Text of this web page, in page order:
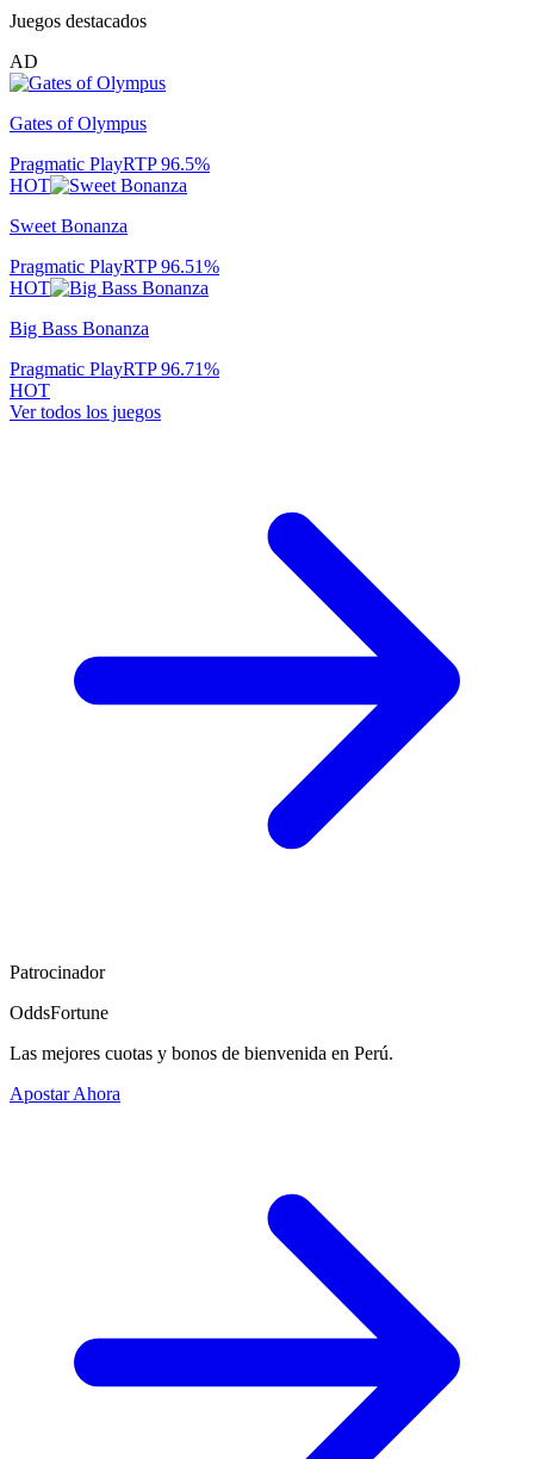
Juegos destacados
AD
Gates of Olympus
Pragmatic PlayRTP96.5%
HOT
Sweet Bonanza
Pragmatic PlayRTP96.51%
HOT
Big Bass Bonanza
Pragmatic PlayRTP96.71%
HOT
Ver todos los juegos
Patrocinador
OddsFortune
Las mejores cuotas y bonos de bienvenida en Perú.
Apostar Ahora